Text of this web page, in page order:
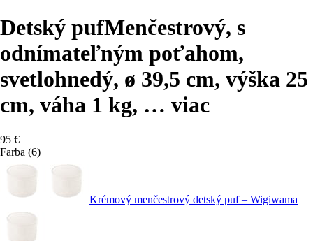
Detský pufMenčestrový, s
odnímateľným poťahom,
svetlohnedý, ø 39,5 cm, výška 25
cm, váha 1 kg, … viac
95 €
Farba (6)
Krémový menčestrový detský puf – Wigiwama